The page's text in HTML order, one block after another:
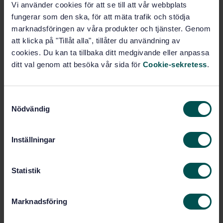
Vi använder cookies för att se till att vår webbplats
fungerar som den ska, för att mäta trafik och stödja
marknadsföringen av våra produkter och tjänster. Genom
att klicka på "Tillåt alla", tillåter du användning av
cookies. Du kan ta tillbaka ditt medgivande eller anpassa
ditt val genom att besöka vår sida för Cookie-sekretess.
Nödvändig
Inställningar
Statistik
Marknadsföring
SWEDISH STANDARD · SS-EN 1093-2:2006+A1:2008
Safety of machinery - Evaluation of the emission of
airborne hazardous substances - Part 2: Tracer gas
method for the measurement of the emission rate of a
given pollutant
Subscribe on standards - Read more
Add to cart
Show more
Product information